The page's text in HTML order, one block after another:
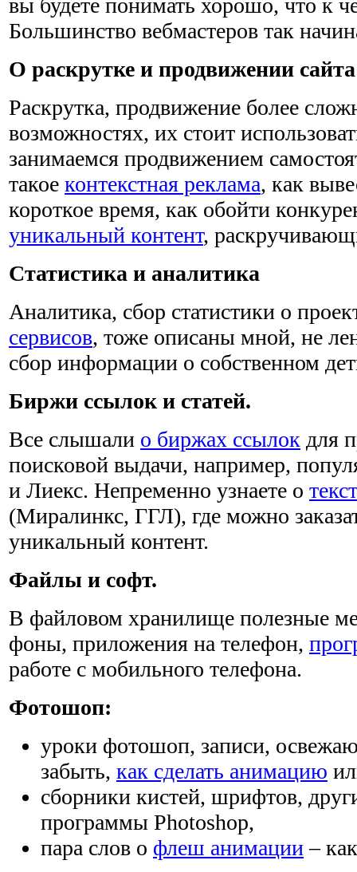
вы будете понимать хорошо, что к
Большинство вебмастеров так
О раскрутке и продвижении сайта
Раскрутка, продвижение более
возможностях, их стоит
занимаемся продвижением
такое контекстная реклама, как
короткое время, как обойти
уникальный контент,
Статистика и аналитика
Аналитика, сбор статистики о
сервисов, тоже описаны мной, не
сбор информации о собственном
Биржи ссылок и статей.
Все слышали о биржах ссылок для
поисковой выдачи, например,
и Лиекс. Непременно узнаете о
(Миралинкс, ГГЛ), где можно
уникальный контент.
Файлы и софт.
В файловом хранилище полезные
фоны, приложения на телефон,
работе с мобильного телефона.
Фотошоп:
уроки фотошоп, записи,
забыть, как сделать анимацию
сборники кистей, шрифтов,
программы Photoshop,
пара слов о флеш анимации–